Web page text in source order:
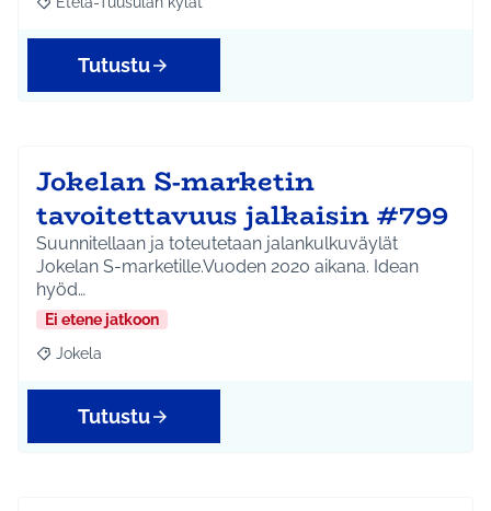
Rajaa tulokset aihepiirin mukaan: Etelä-Tuusulan kylät
Tutustu
Jokelan S-marketin
tavoitettavuus jalkaisin #799
Suunnitellaan ja toteutetaan jalankulkuväylät
Jokelan S-marketille.Vuoden 2020 aikana. Idean
hyöd…
Ei etene jatkoon
Rajaa tulokset aihepiirin mukaan: Jokela
Jokela
Tutustu